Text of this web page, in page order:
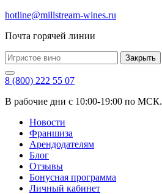
hotline@millstream-wines.ru
Почта горячей линии
Закрыть
8 (800) 222 55 07
В рабочие дни с 10:00-19:00 по МСК.
Новости
Франшиза
Арендодателям
Блог
Отзывы
Бонусная программа
Личный кабинет